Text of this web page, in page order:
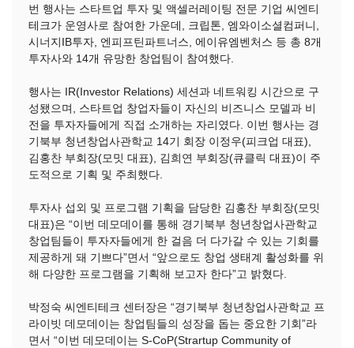
번 행사는 스타트업 투자 및 액셀러레이팅 전문 기업 씨엔티
테크가 운영사로 참여한 가운데, 크립톤, 엠와이소셜컴퍼니,
시너지IB투자, 엔피프틴파트너스, 에이유엠벤처스 등 총 8개
투자사와 14개 유망한 창업팀이 참여했다.
행사는 IR(Investor Relations) 세션과 네트워킹 시간으로 구
성됐으며, 스타트업 창업자들이 자신의 비즈니스 모델과 비
전을 투자자들에게 직접 소개하는 자리였다. 이번 행사는 경
기북부 청년창업사관학교 14기 회장 이정우(피크업 대표),
김홍찬 부회장(모밋 대표), 김희연 부회장(큐클릭 대표)이 주
도적으로 기획 및 주최했다.
투자사 섭외 및 프로그램 기획을 담당한 김홍찬 부회장(모밋
대표)은 “이번 데모데이를 통해 경기북부 청년창업사관학교
창업팀들이 투자자들에게 한 걸음 더 다가갈 수 있는 기회를
제공하게 돼 기쁘다”면서 “앞으로도 창업 생태계 활성화를 위
해 다양한 프로그램을 기획해 보고자 한다”고 밝혔다.
박정숙 씨엔티테크 센터장은 “경기북부 청년창업사관학교 프
라이빗 데모데이는 창업팀들의 성장을 돕는 중요한 기회”라
면서 “이번 데모데이는 S-CoP(Strartup Community of